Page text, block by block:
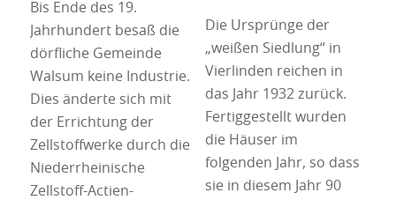
Bis Ende des 19.
Jahrhundert besaß die
dörfliche Gemeinde
Walsum keine Industrie.
Dies änderte sich mit
der Errichtung der
Zellstoffwerke durch die
Niederrheinische
Zellstoff-Actien-
Die Ursprünge der
„weißen Siedlung“ in
Vierlinden reichen in
das Jahr 1932 zurück.
Fertiggestellt wurden
die Häuser im
folgenden Jahr, so dass
sie in diesem Jahr 90